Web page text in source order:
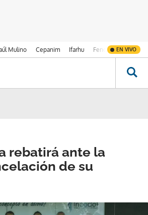
Mulino Cepanim Ifarhu Fenómeno de El
EN VIVO
rebatirá ante la
de su